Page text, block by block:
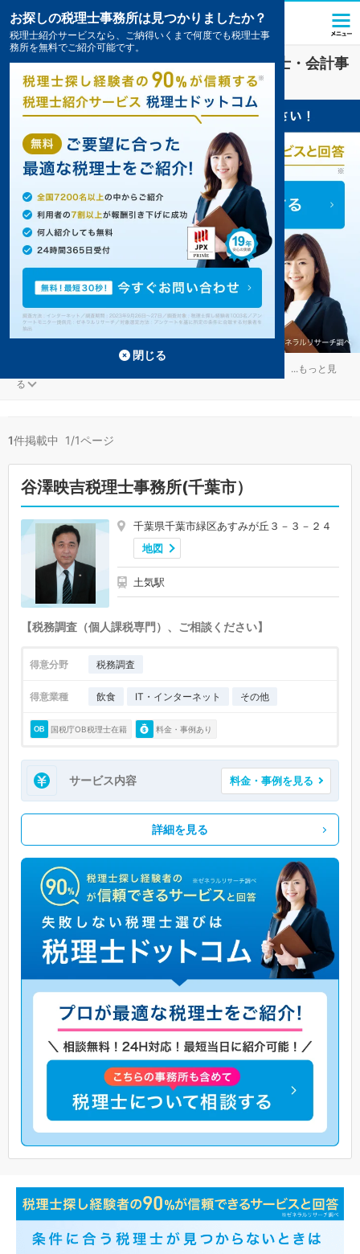
運輸・物流業界に強い千葉市緑区の税理士・会計事
務所の一覧 1件掲載中
...もっと見
る
1件掲載中 1/1ページ
谷澤映吉税理士事務所(千葉市）
千葉県千葉市緑区あすみが丘３－３－２４
地図
土気駅
【税務調査（個人課税専門）、ご相談ください】
得意分野 税務調査
得意業種 飲食 IT・インターネット その他
国税庁OB税理士在籍 料金・事例あり
サービス内容 料金・事例を見る
詳細を見る
お探しの税理士事務所は見つかりましたか？
税理士紹介サービスなら、ご納得いくまで何度でも税理士事
務所を無料でご紹介可能です。
閉じる